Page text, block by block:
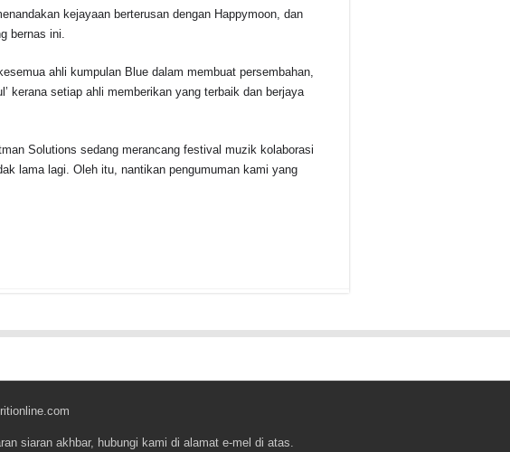
kejayaan berterusan dengan Happymoon, dan
bernas ini.
ahli kumpulan Blue dalam membuat persembahan,
kerana setiap ahli memberikan yang terbaik dan berjaya
Solutions sedang merancang festival muzik kolaborasi
lama lagi. Oleh itu, nantikan pengumuman kami yang
siaran akhbar, hubungi kami di alamat e-mel di atas.